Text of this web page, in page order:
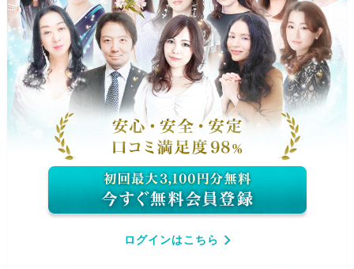
ログインはこちら